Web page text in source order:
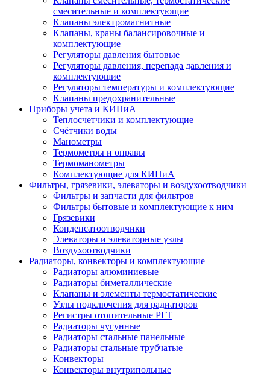
смесительные и комплектующие
Клапаны электромагнитные
Клапаны, краны балансировочные и
комплектующие
Регуляторы давления бытовые
Регуляторы давления, перепада давления и
комплектующие
Регуляторы температуры и комплектующие
Клапаны предохранительные
Приборы учета и КИПиА
Теплосчетчики и комплектующие
Счётчики воды
Манометры
Термометры и оправы
Термоманометры
Комплектующие для КИПиА
Фильтры, грязевики, элеваторы и воздухоотводчики
Фильтры и запчасти для фильтров
Фильтры бытовые и комплектующие к ним
Грязевики
Конденсатоотводчики
Элеваторы и элеваторные узлы
Воздухоотводчики
Радиаторы, конвекторы и комплектующие
Радиаторы алюминиевые
Радиаторы биметаллические
Клапаны и элементы термостатические
Узлы подключения для радиаторов
Регистры отопительные РГТ
Радиаторы чугунные
Радиаторы стальные панельные
Радиаторы стальные трубчатые
Конвекторы
Конвекторы внутрипольные